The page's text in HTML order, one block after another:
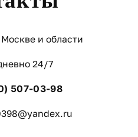
установка различных
керамическая
протечек, замена
восстановление
и области
24/7
507-03-98